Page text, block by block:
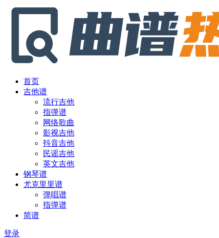
首页
吉他谱
流行吉他
指弹谱
网络歌曲
影视吉他
抖音吉他
民谣吉他
英文吉他
钢琴谱
尤克里里谱
弹唱谱
指弹谱
简谱
登录